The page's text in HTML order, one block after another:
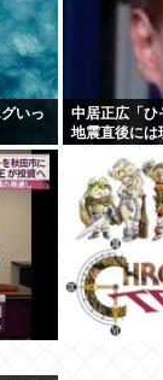
いっ
中居正広「ひ
地震直後には